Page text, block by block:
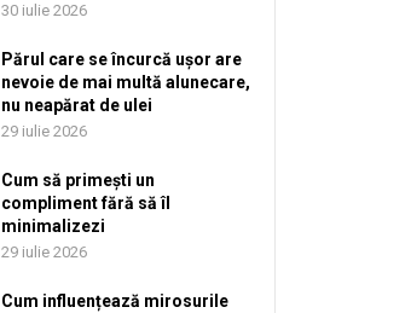
30 iulie 2026
Părul care se încurcă ușor are
nevoie de mai multă alunecare,
nu neapărat de ulei
29 iulie 2026
Cum să primești un
compliment fără să îl
minimalizezi
29 iulie 2026
Cum influențează mirosurile